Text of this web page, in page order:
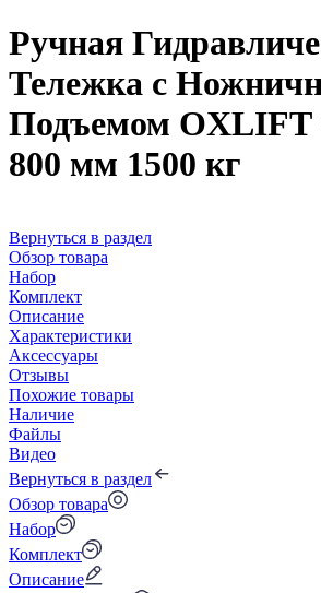
Ручная
Тележка с
Подъемом OXLIFT
800 мм 1500 кг
Вернуться в раздел
Обзор товара
Набор
Комплект
Описание
Характеристики
Аксессуары
Отзывы
Похожие товары
Наличие
Файлы
Видео
Вернуться в раздел
Обзор товара
Набор
Комплект
Описание